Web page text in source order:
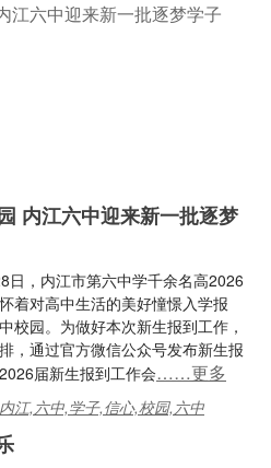
内江六中迎来新一批逐梦
日，内江市第六中学千余名高2026
着对高中生活的美好憧憬入学报
校园。为做好本次新生报到工作，
，通过官方微信公众号发布新生报
届新生报到工作会……更多
内江,六中,学子,信心,校园,六中